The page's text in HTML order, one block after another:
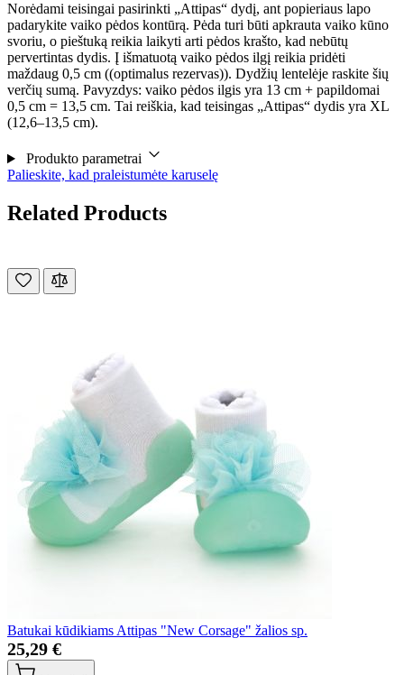
Norėdami teisingai pasirinkti „Attipas“ dydį, ant popieriaus lapo
padarykite vaiko pėdos kontūrą. Pėda turi būti apkrauta vaiko kūno
svoriu, o pieštuką reikia laikyti arti pėdos krašto, kad nebūtų
pervertintas dydis. Į išmatuotą vaiko pėdos ilgį reikia pridėti
maždaug 0,5 cm ((optimalus rezervas)). Dydžių lentelėje raskite šių
verčių sumą. Pavyzdys: vaiko pėdos ilgis yra 13 cm + papildomai
0,5 cm = 13,5 cm. Tai reiškia, kad teisingas „Attipas“ dydis yra XL
(12,6–13,5 cm).
Produkto parametrai
Palieskite, kad praleistumėte karuselę
Related Products
Batukai kūdikiams Attipas "New Corsage" žalios sp.
25,29 €